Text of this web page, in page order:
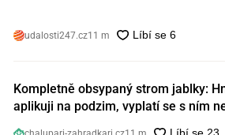
udalosti247.cz11 m
Kompletně obsypaný strom jablky:
aplikuji na podzim, vyplatí se s ním